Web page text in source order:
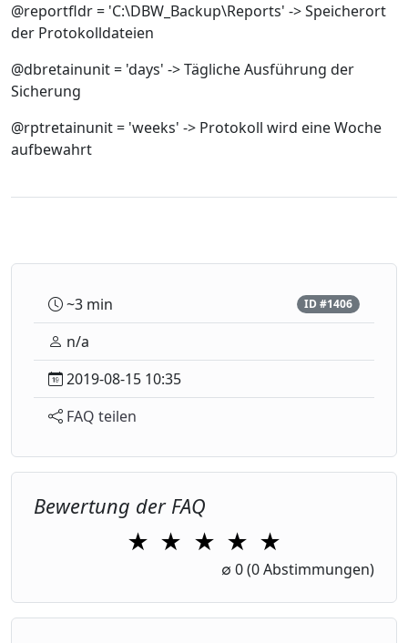
@reportfldr = 'C:\DBW_Backup\Reports' -> Speicherort
der Protokolldateien
@dbretainunit = 'days' -> Tägliche Ausführung der
Sicherung
@rptretainunit = 'weeks' -> Protokoll wird eine Woche
aufbewahrt
~3 min ID #1406
n/a
2019-08-15 10:35
FAQ teilen
Bewertung der FAQ
★ ★
2 Stars
★
3 Stars
★
4 Stars
★
5 Stars
∅ 0(0 Abstimmungen)